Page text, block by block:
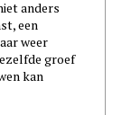
anders
een
weer
groef
kan